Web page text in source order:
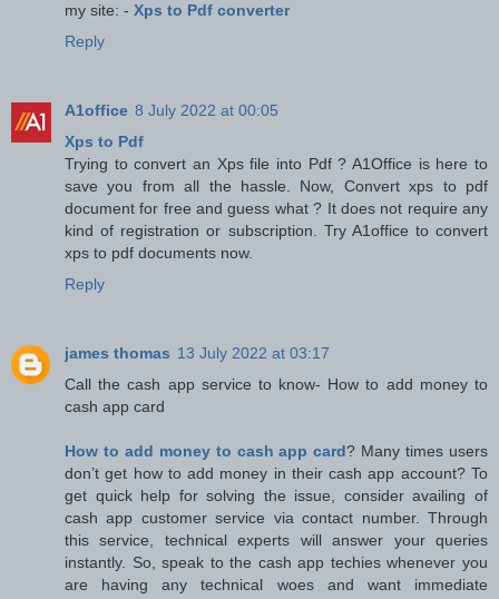
my site: - Xps to Pdf converter
Reply
A1office 8 July 2022 at 00:05
Xps to Pdf
Trying to convert an Xps file into Pdf ? A1Office is here to
save you from all the hassle. Now, Convert xps to pdf
document for free and guess what ? It does not require any
kind of registration or subscription. Try A1office to convert
xps to pdf documents now.
Reply
james thomas 13 July 2022 at 03:17
Call the cash app service to know- How to add money to
cash app card
How to add money to cash app card? Many times users
don’t get how to add money in their cash app account? To
get quick help for solving the issue, consider availing of
cash app customer service via contact number. Through
this service, technical experts will answer your queries
instantly. So, speak to the cash app techies whenever you
are having any technical woes and want immediate